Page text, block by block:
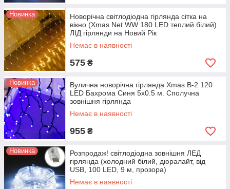
Новинка
Новорічна світлодіодна гірлянда сітка на
вікно (Xmas Net WW 180 LED теплий білий)
ЛІД гірлянди на Новий Рік
Немає в наявності
575 ₴
Новинка
Вулична новорічна гірлянда Xmas В-2 120
LED Бахрома Синя 5х0.5 м. Сполучна
зовнішня гірлянда
Немає в наявності
955 ₴
Новинка
Розпродаж! світлодіодна зовнішня ЛЕД
гірлянда (холодний білий, дюралайт, від
USB, 100 LED, 9 м, прозора)
Немає в наявності